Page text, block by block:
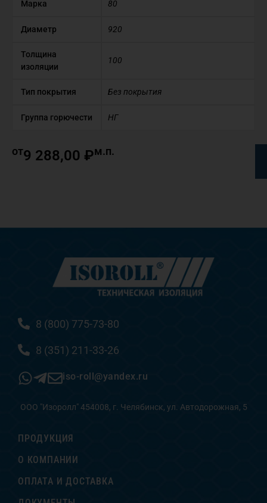
Марка 80
Диаметр 920
Толщина
изоляции
100
Тип покрытия Без покрытия
Группа горючести НГ
от9 288,00 ₽м.п.
8 (800) 775-73-80
8 (351) 211-33-26
iso-roll@yandex.ru
ООО "Изоролл" 454008, г. Челябинск, ул. Автодорожная, 5
ПРОДУКЦИЯ
О КОМПАНИИ
ОПЛАТА И ДОСТАВКА